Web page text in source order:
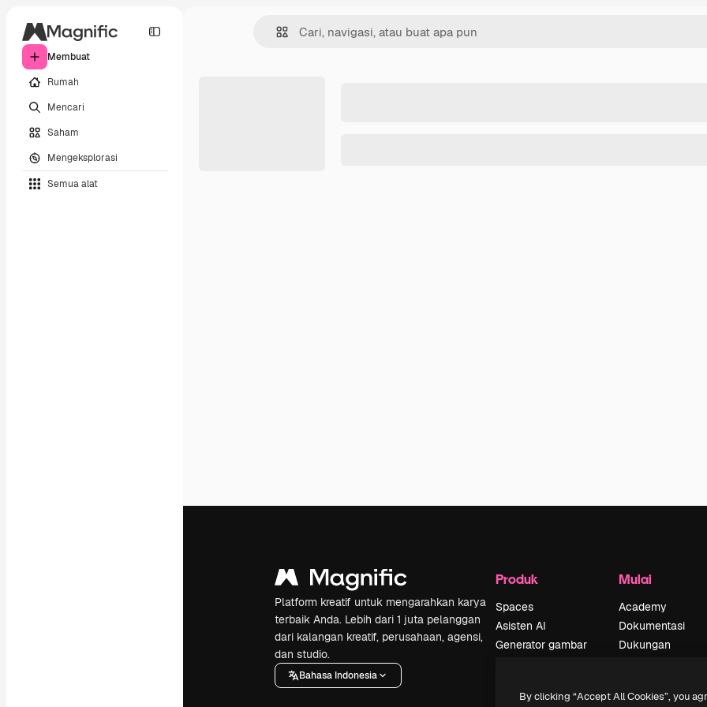
Membuat
Rumah
Mencari
Saham
Mengeksplorasi
Semua alat
Platform kreatif untuk mengarahkan karya
terbaik Anda. Lebih dari 1 juta pelanggan
dari kalangan kreatif, perusahaan, agensi,
dan studio.
Bahasa Indonesia
Produk
Spaces
Asisten AI
Generator gambar
Generator suara AI
Mulai
Academy
Dokumentasi
Dukungan
Kebijakan privasi
By clicking “Accept All Cookies”, you